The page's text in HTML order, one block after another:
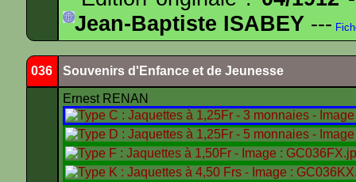
Jean-Baptiste ISABEY ---
036 Souvenirs d'Enfance et de Jeunesse
Ernest RENAN